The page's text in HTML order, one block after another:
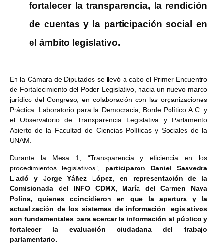
fortalecer la transparencia, la rendición
de cuentas y la participación social en
el ámbito legislativo.
En la Cámara de Diputados se llevó a cabo el Primer Encuentro
de Fortalecimiento del Poder Legislativo, hacia un nuevo marco
jurídico del Congreso, en colaboración con las organizaciones
Práctica: Laboratorio para la Democracia, Borde Político A.C. y
el Observatorio de Transparencia Legislativa y Parlamento
Abierto de la Facultad de Ciencias Políticas y Sociales de la
UNAM.
Durante la Mesa 1, “Transparencia y eficiencia en los
procedimientos legislativos”, participaron Daniel Saavedra
Lladó y Jorge Yáñez López, en representación de la
Comisionada del INFO CDMX, María del Carmen Nava
Polina, quienes coincidieron en que la apertura y la
actualización de los sistemas de información legislativos
son fundamentales para acercar la información al público y
fortalecer la evaluación ciudadana del trabajo
parlamentario.